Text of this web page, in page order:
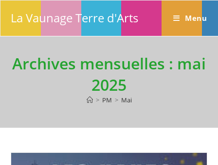
La Vaunage Terre d'Arts Menu
Archives mensuelles : mai
2025
> PM > Mai